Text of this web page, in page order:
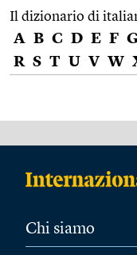
Il dizionario di
A B C D E F G
R S T U V W
Chi siamo